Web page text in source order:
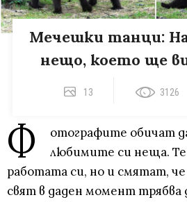
Мечешки танци:
нещо, което ще
13 3126
Ф
отографите обичат
любимите си неща.
работата си, но и смятат, че
свят в даден момент трябва